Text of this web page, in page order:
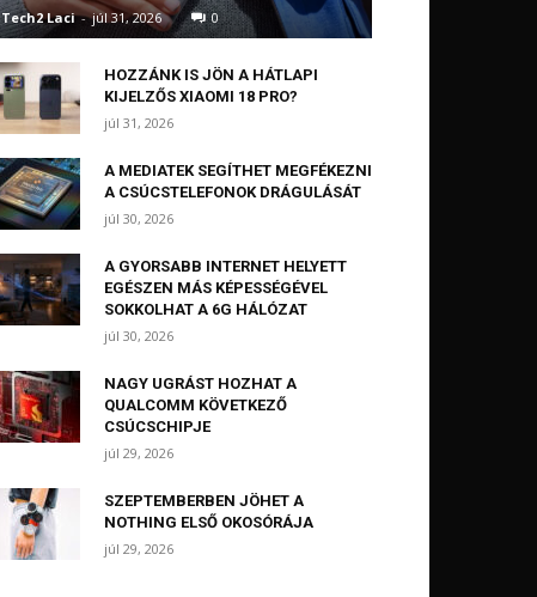
Tech2 Laci - júl 31, 2026 0
HOZZÁNK IS JÖN A HÁTLAPI
KIJELZŐS XIAOMI 18 PRO?
júl 31, 2026
A MEDIATEK SEGÍTHET MEGFÉKEZNI
A CSÚCSTELEFONOK DRÁGULÁSÁT
júl 30, 2026
A GYORSABB INTERNET HELYETT
EGÉSZEN MÁS KÉPESSÉGÉVEL
SOKKOLHAT A 6G HÁLÓZAT
júl 30, 2026
NAGY UGRÁST HOZHAT A
QUALCOMM KÖVETKEZŐ
CSÚCSCHIPJE
júl 29, 2026
SZEPTEMBERBEN JÖHET A
NOTHING ELSŐ OKOSÓRÁJA
júl 29, 2026